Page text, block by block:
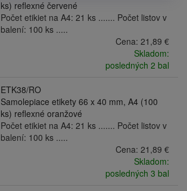
ks) reflexné červené
Počet etikiet na A4: 21 ks ....... Počet listov v
balení: 100 ks .....
Cena: 21,89 €
Skladom:
posledných 2 bal
ETK38/RO
Samolepiace etikety 66 x 40 mm, A4 (100
ks) reflexné oranžové
Počet etikiet na A4: 21 ks ....... Počet listov v
balení: 100 ks .....
Cena: 21,89 €
Skladom:
posledných 3 bal